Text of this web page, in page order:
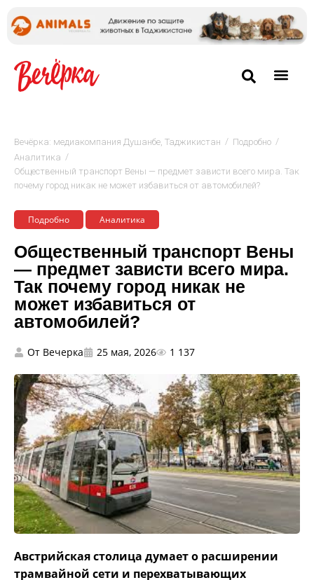
Вечёрка: медиакомпания Душанбе, Таджикистан / Подробно /
Аналитика /
Общественный транспорт Вены — предмет зависти всего мира. Так
почему город никак не может избавиться от автомобилей?
Подробно Аналитика
Общественный транспорт Вены
— предмет зависти всего мира.
Так почему город никак не
может избавиться от
автомобилей?
От Вечерка 25 мая, 2026 1 137
Австрийская столица думает о расширении
трамвайной сети и перехватывающих